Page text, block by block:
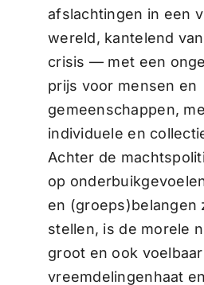
afslachtingen in een
wereld, kantelend
crisis — met een
prijs voor mensen en
gemeenschappen,
individuele en
Achter de
op
en (groeps)belangen
stellen, is de morele
groot en ook
vreemdelingenhaat